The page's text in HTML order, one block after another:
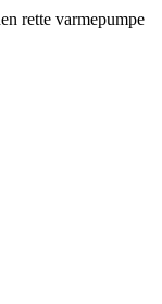
rette varmepumpe